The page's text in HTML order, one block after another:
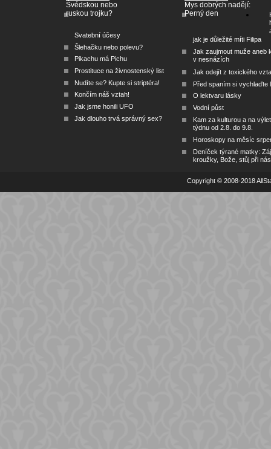
Švédskou nebo
ruskou trojku?
Svatební účesy
Šlehačku nebo polevu?
Pikachu má Pichu
Prostituce na živnostenský list
Nudíte se? Kupte si striptéra!
Končím náš vztah!
Jak jsme honili UFO
Jak dlouho trvá správný sex?
Mys dobrých nadějí:
Perný den
jak je důležité míti Filipa
Jak zaujmout muže aneb
v nesnázích
Jak odejít z toxického
Před spaním si vychlaďte
O lektvaru lásky
Vodní půst
Kam za kulturou a na
týdnu od 2.8. do 9.8.
Horoskopy na měsíc
Deníček týrané matky:
kroužky, Bože, stůj při nás
Copyright © 2008-2018